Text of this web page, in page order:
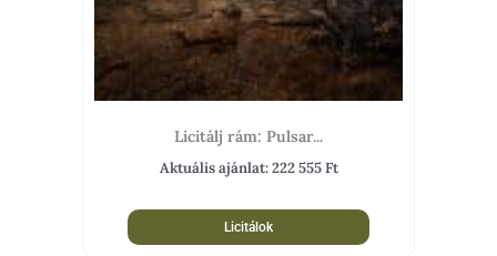
Licitálj rám: Pulsar...
Aktuális ajánlat:222 555Ft
Licitálok